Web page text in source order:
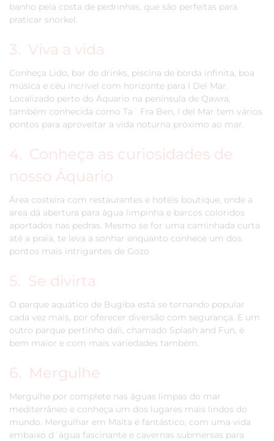
banho pela costa de pedrinhas, que são perfeitas para
praticar snorkel.
3. Viva a vida
Conheça Lido, bar de drinks, piscina de borda infinita, boa
música e céu incrível com horizonte para I Del Mar.
Localizado perto do Áquario na península de Qawra,
também conhecida como Ta´ Fra Ben, I del Mar tem vários
pontos para aproveitar a vida noturna próximo ao mar.
4. Conheça as curiosidades de
nosso Áquario
Área costeira com restaurantes e hotéis boutique, onde a
area dá abertura para água limpinha e barcos coloridos
aportados nas pedras. Mesmo se for uma caminhada curta
até a praia, te leva a sonhar enquanto conhece um dos
pontos mais intrigantes de Gozo
5. Se divirta
O parque aquático de Bugiba está se tornando popular
cada vez mais, por oferecer diversão com segurança. E um
outro parque pertinho dali, chamado Splash and Fun, é
bem maior e com mais variedades também.
6. Mergulhe
Mergulhe por complete nas águas limpas do mar
mediterrâneo e conheça um dos lugares mais lindos do
mundo. Mergulhar em Malta é fantástico, com uma vida
embaixo d´água fascinante e cavernas submersas para